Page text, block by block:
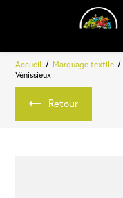
Accueil Marquage textile
Vénissieux
Retour